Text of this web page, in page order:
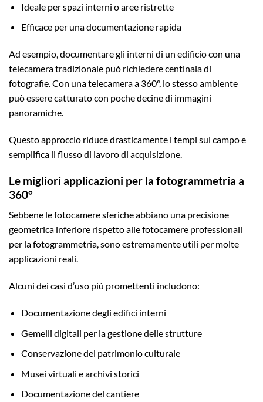
Ideale per spazi interni o aree ristrette
Efficace per una documentazione rapida
Ad esempio, documentare gli interni di un edificio con una
telecamera tradizionale può richiedere centinaia di
fotografie. Con una telecamera a 360°, lo stesso ambiente
può essere catturato con poche decine di immagini
panoramiche.
Questo approccio riduce drasticamente i tempi sul campo e
semplifica il flusso di lavoro di acquisizione.
Le migliori applicazioni per la fotogrammetria a
360°
Sebbene le fotocamere sferiche abbiano una precisione
geometrica inferiore rispetto alle fotocamere professionali
per la fotogrammetria, sono estremamente utili per molte
applicazioni reali.
Alcuni dei casi d’uso più promettenti includono:
Documentazione degli edifici interni
Gemelli digitali per la gestione delle strutture
Conservazione del patrimonio culturale
Musei virtuali e archivi storici
Documentazione del cantiere